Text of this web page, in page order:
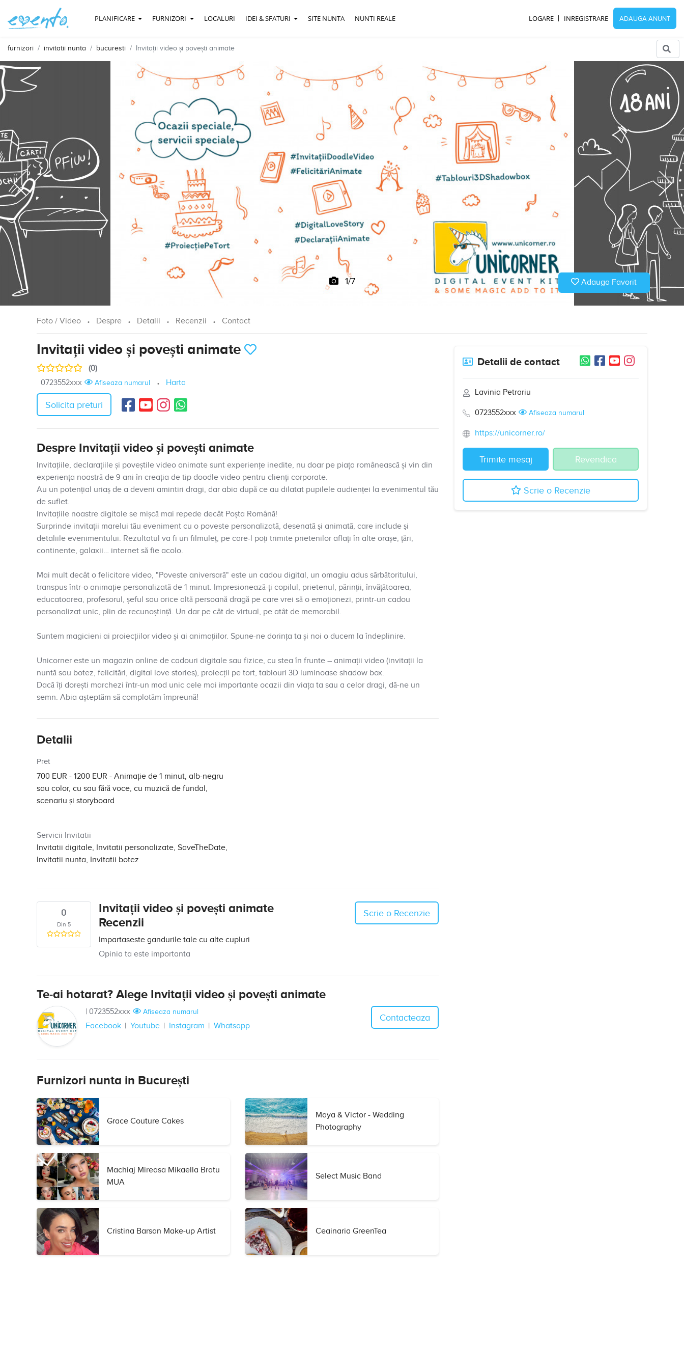
PLANIFICARE FURNIZORI LOCALURI IDEI & SFATURI SITE NUNTA NUNTI REALE LOGARE INREGISTRARE ADAUGA ANUNT
furnizori invitatii nunta bucuresti Invitații video și povești animate
1/7 Adauga Favorit
Foto / Video Despre Detalii Recenzii Contact
Invitații video și povești animate
(0)
0723552xxx
Afiseaza numarul Harta
Solicita preturi
Despre Invitații video și povești animate
Invitațiile, declarațiile și poveștile video animate sunt experiențe inedite, nu doar pe piața românească și vin din
experiența noastră de 9 ani în creația de tip doodle video pentru clienți corporate.
Au un potențial uriaș de a deveni amintiri dragi, dar abia după ce au dilatat pupilele audienței la evenimentul tău
de suflet.
Invitațiile noastre digitale se mișcă mai repede decât Poșta Română!
Surprinde invitații marelui tău eveniment cu o poveste personalizată, desenată şi animată, care include şi
detaliile evenimentului. Rezultatul va fi un filmuleț, pe care-l poți trimite prietenilor aflați în alte orașe, țări,
continente, galaxii… internet să fie acolo.
Mai mult decât o felicitare video, "Poveste aniversară" este un cadou digital, un omagiu adus sărbătoritului,
transpus într-o animație personalizată de 1 minut. Impresionează-ți copilul, prietenul, părinții, învățătoarea,
educatoarea, profesorul, șeful sau orice altă persoană dragă pe care vrei să o emoționezi, printr-un cadou
personalizat unic, plin de recunoștință. Un dar pe cât de virtual, pe atât de memorabil.
Suntem magicieni ai proiecțiilor video și ai animațiilor. Spune-ne dorința ta și noi o ducem la îndeplinire.
Unicorner este un magazin online de cadouri digitale sau fizice, cu stea în frunte – animații video (invitații la
nuntă sau botez, felicitări, digital love stories), proiecții pe tort, tablouri 3D luminoase shadow box.
Dacă îți dorești marchezi într-un mod unic cele mai importante ocazii din viața ta sau a celor dragi, dă-ne un
semn. Abia așteptăm să complotăm împreună!
Detalii
Pret
700 EUR - 1200 EUR - Animație de 1 minut, alb-negru
sau color, cu sau fără voce, cu muzică de fundal,
scenariu și storyboard
Servicii Invitatii
Invitatii digitale, Invitatii personalizate, SaveTheDate,
Invitatii nunta, Invitatii botez
0
Din 5
Invitații video și povești animate
Recenzii
Impartaseste gandurile tale cu alte cupluri
Opinia ta este importanta
Scrie o Recenzie
Te-ai hotarat? Alege Invitații video și povești animate
| 0723552xxx Afiseaza numarul
Facebook Youtube Instagram Whatsapp
Contacteaza
Furnizori nunta in București
Grace Couture Cakes
Maya & Victor - Wedding
Photography
Machiaj Mireasa Mikaella Bratu
MUA
Select Music Band
Cristina Barsan Make-up Artist Ceainaria GreenTea
Detalii de contact
Lavinia Petrariu
0723552xxx Afiseaza numarul
https://unicorner.ro/
Trimite mesaj Revendica
Scrie o Recenzie